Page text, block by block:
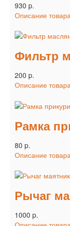
930 p.
Описание
Фильтр
200 p.
Описание
Рамка
80 p.
Описание товара
Рычаг
1000 p.